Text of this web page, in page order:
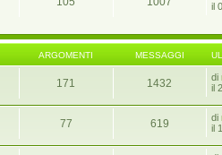
il
ARGOMENTI MESSAGGI
171 1432 di
il
77 619 di
il